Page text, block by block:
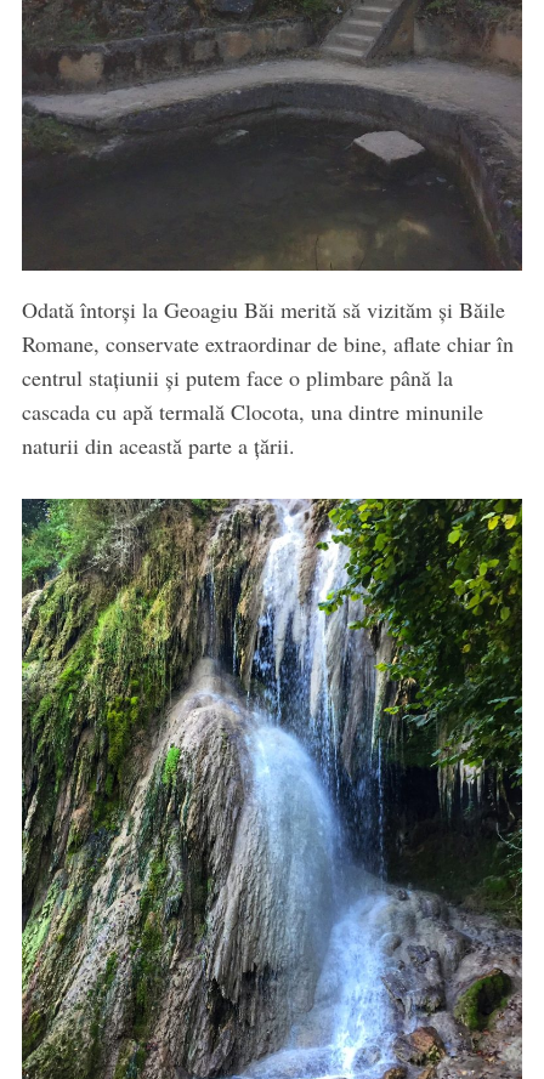
Odată întorși la Geoagiu Băi merită să vizităm și Băile
Romane, conservate extraordinar de bine, aflate chiar în
centrul stațiunii și putem face o plimbare până la
cascada cu apă termală Clocota, una dintre minunile
naturii din această parte a țării.